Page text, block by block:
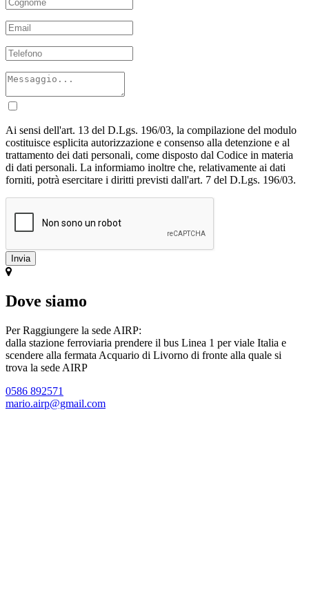
Ai sensi dell'art. 13 del D.Lgs. 196/03, la compilazione del modulo
costituisce esplicita autorizzazione e consenso alla detenzione e al
trattamento dei dati personali, come disposto dal Codice in materia
di dati personali. La informiamo inoltre che, relativamente ai dati
forniti, potrà esercitare i diritti previsti dall'art. 7 del D.Lgs. 196/03.
Dove siamo
Per Raggiungere la sede AIRP:
dalla stazione ferroviaria prendere il bus Linea 1 per viale Italia e
scendere alla fermata Acquario di Livorno di fronte alla quale si
trova la sede AIRP
0586 892571
mario.airp@gmail.com